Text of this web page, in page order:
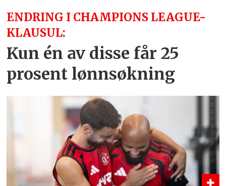
ENDRING I CHAMPIONS LEAGUE-
KLAUSUL:
Kun én av disse får 25
prosent lønnsøkning